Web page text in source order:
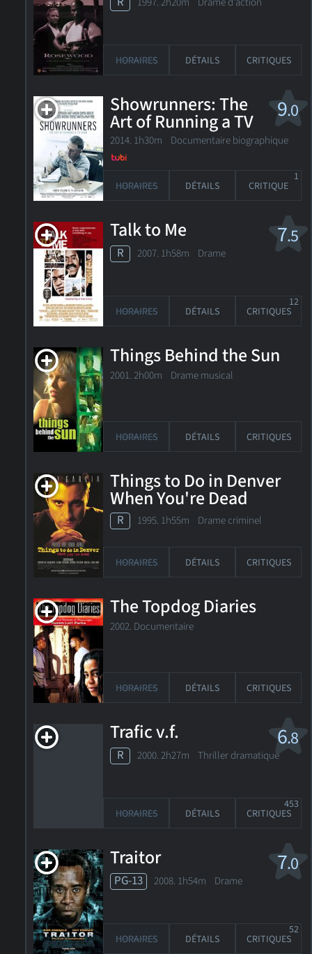
HORAIRES DÉTAILS CRITIQUES
9.0
Showrunners: The
Art of Running a TV
Show
2014. 1h30m Documentaire biographique
HORAIRES DÉTAILS CRITIQUE
1
7.5
Talk to Me
R 2007. 1h58m Drame
HORAIRES DÉTAILS CRITIQUES
12
Things Behind the Sun
2001. 2h00m Drame musical
HORAIRES DÉTAILS CRITIQUES
Things to Do in Denver
When You're Dead
R 1995. 1h55m Drame criminel
HORAIRES DÉTAILS CRITIQUES
The Topdog Diaries
2002. Documentaire
HORAIRES DÉTAILS CRITIQUES
6.8
Trafic v.f.
R 2000. 2h27m Thriller dramatique
HORAIRES DÉTAILS CRITIQUES
453
7.0
Traitor
PG-13 2008. 1h54m Drame
HORAIRES DÉTAILS CRITIQUES
52